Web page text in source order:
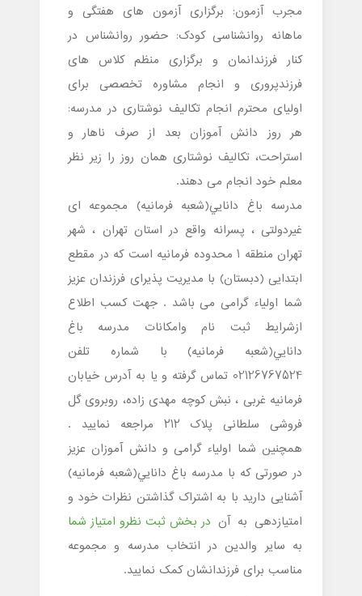
مجرب آزمون: برگزاری آزمون های هفتگی و
ماهانه روانشناسی کودک: حضور روانشناس در
کنار فرزندانمان و برگزاری منظم کلاس های
فرزندپروری و انجام مشاوره تخصصی برای
اولیای محترم انجام تکالیف نوشتاری در مدرسه:
هر روز دانش آموزان بعد از صرف ناهار و
استراحت، تکالیف نوشتاری همان روز را زیر نظر
معلم خود انجام می دهند.
مدرسه باغ دانايي(شعبه فرمانیه) مجموعه ای
غیردولتی ، پسرانه واقع در استان تهران ، شهر
تهران منطقه 1 محدوده فرمانیه است که در مقطع
ابتدایی (دبستان) با مدیریت پذیرای فرزندان عزیز
شما اولیاء گرامی می باشد . جهت کسب اطلاع
ازشرایط ثبت نام وامکانات مدرسه باغ
دانايي(شعبه فرمانیه) با شماره تلفن
02126767524 تماس گرفته و یا به آدرس خیابان
فرمانیه غربی ، نبش کوچه مهدی زاده، روبروی گل
فروشی سلطانی پلاک ٢١٢ مراجعه نمایید .
همچنین شما اولیاء گرامی و دانش آموزان عزیز
در صورتی که با مدرسه باغ دانايي(شعبه فرمانیه)
آشنایی دارید با به اشتراک گذاشتن نظرات خود و
امتیازدهی به آن در بخش ثبت نظرو امتیاز شما
به سایر والدین در انتخاب مدرسه و مجموعه
مناسب برای فرزندانشان کمک نمایید.